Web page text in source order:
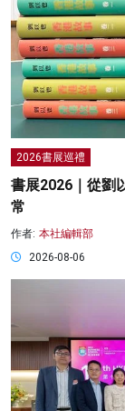
2026書展巡禮
書展2026｜從劉
常
作者: 本社編輯部
2026-08-06